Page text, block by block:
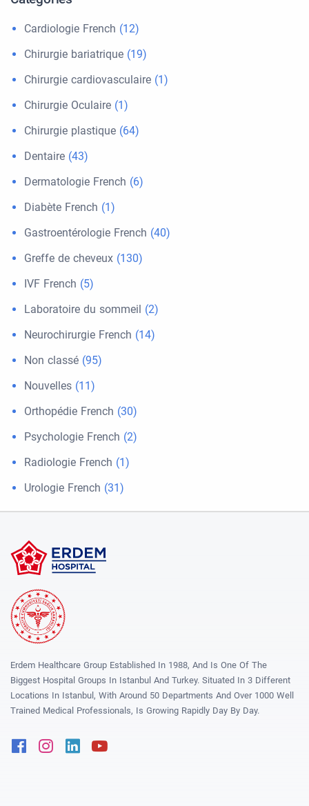
Cardiologie French (12)
Chirurgie bariatrique (19)
Chirurgie cardiovasculaire (1)
Chirurgie Oculaire (1)
Chirurgie plastique (64)
Dentaire (43)
Dermatologie French (6)
Diabète French (1)
Gastroentérologie French (40)
Greffe de cheveux (130)
IVF French (5)
Laboratoire du sommeil (2)
Neurochirurgie French (14)
Non classé (95)
Nouvelles (11)
Orthopédie French (30)
Psychologie French (2)
Radiologie French (1)
Urologie French (31)
Erdem Healthcare Group Established In 1988, And Is One Of The
Biggest Hospital Groups In Istanbul And Turkey. Situated In 3 Different
Locations In Istanbul, With Around 50 Departments And Over 1000 Well
Trained Medical Professionals, Is Growing Rapidly Day By Day.
FacebookInstagram
Linkedin